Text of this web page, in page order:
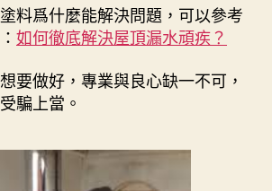
料爲什麼能解決問題，可以參考
如何徹底解決屋頂漏水頑疾？
要做好，專業與良心缺一不可，
騙上當。